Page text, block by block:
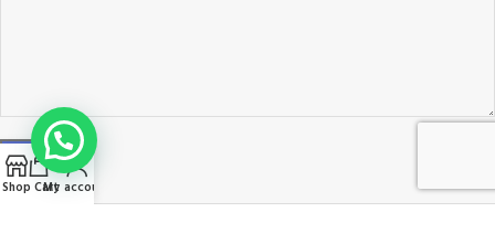
Shop Cart
My account